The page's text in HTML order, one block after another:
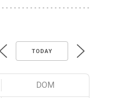
TODAY
DOM